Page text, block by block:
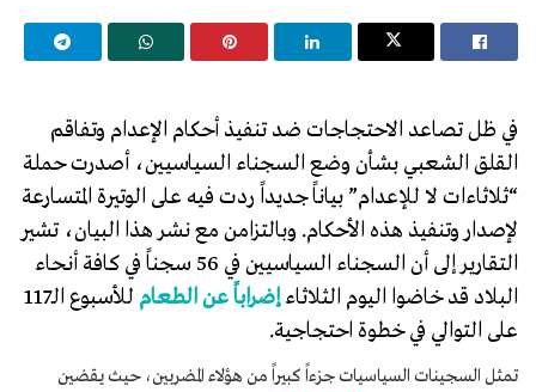
في ظل تصاعد الاحتجاجات ضد تنفيذ أحكام الإعدام وتفاقم
القلق الشعبي بشأن وضع السجناء السياسيين، أصدرت حملة
“ثلاثاءات لا للإعدام” بياناً جديداً ردت فيه على الوتيرة المتسارعة
لإصدار وتنفيذ هذه الأحكام. وبالتزامن مع نشر هذا البيان، تشير
التقارير إلى أن السجناء السياسيين في 56 سجناً في كافة أنحاء
البلاد قد خاضوا اليوم الثلاثاءإضراباً عن الطعام
للأسبوع الـ117
على التوالي في خطوة احتجاجية.
تمثل السجينات السياسيات جزءاً كبيراً من هؤلاء المضربين، حيث يقضين